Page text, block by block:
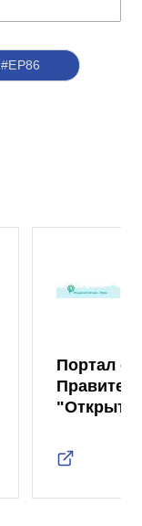
#ЕР86
Портал